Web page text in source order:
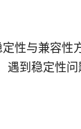
性与兼容性
到稳定性问